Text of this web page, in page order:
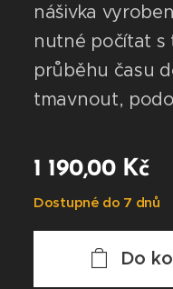
nášivka
nutné počítat s
průběhu času
tmavnout,
1 190,00Kč
Dostupné do 7 dnů
Do